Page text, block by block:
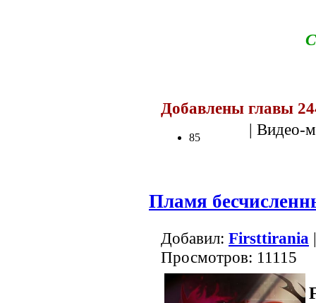
Добавлены главы
85 | Видео-
Пламя
Добавил: Firsttirania
Просмотров: 11115